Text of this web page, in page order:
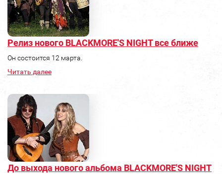
Релиз нового BLACKMORE'S NIGHT все ближе
Он состоится 12 марта.
Читать далее
До выхода нового альбома BLACKMORE'S NIGHT